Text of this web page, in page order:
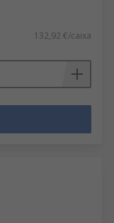
132,92 €/caixa